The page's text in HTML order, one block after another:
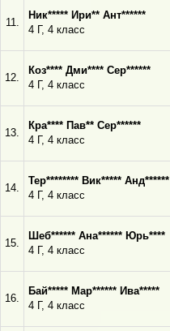
11.
Ник***** Ири** Ант******
4 Г, 4 класс
12.
Коз**** Дми**** Сер******
4 Г, 4 класс
13.
Кра**** Пав** Сер******
4 Г, 4 класс
14.
Тер******** Вик***** Анд******
4 Г, 4 класс
15.
Шеб****** Ана****** Юрь****
4 Г, 4 класс
16.
Бай***** Мар****** Ива*****
4 Г, 4 класс